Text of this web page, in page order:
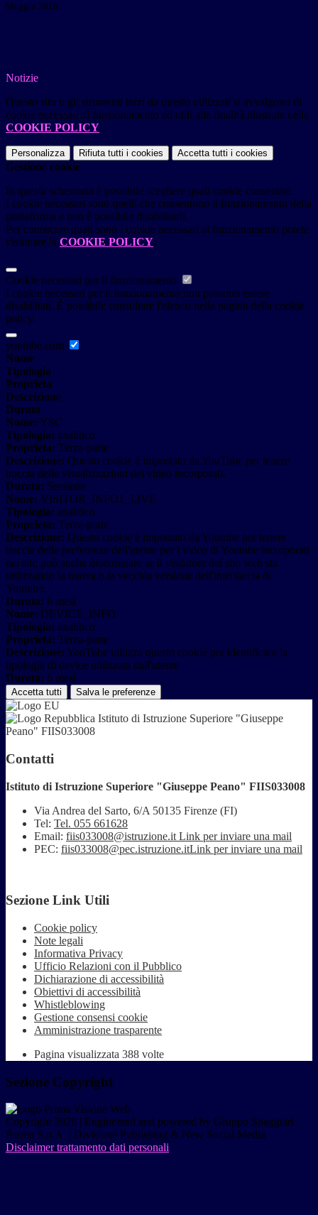
Maggio 2016.
Notizie
Questo sito o gli strumenti terzi da questo utilizzati si avvalgono di
cookie necessari al funzionamento ed utili alle finalità illustrate nella
COOKIE POLICY.
Personalizza Rifiuta tutti i cookies Accetta tutti i cookies
Gestione cookie
In questa schermata è possibile scegliere quali cookie consentire.
I cookie necessari sono quelli che consentono il funzionamento della
piattaforma e non è possibile disabilitarli.
Per conoscere quali sono i cookie necessari al funzionamento potete
visionare la COOKIE POLICY.
Cookie necessari per il funzionamento
I cookie necessari per il funzionamento non possono essere
disabilitati. È possibile consultare l'elenco nella pagina della cookie
policy.
youtube.com
Nome
Tipologia
Proprieta
Descrizione
Durata
Nome: YSC
Tipologia: analitico
Proprieta: Terza-parte
Descrizione: Questo cookie è impostato da YouTube per tenere
traccia delle visualizzazioni dei video incorporati.
Durata: Sessione
Nome: VISITOR_INFO1_LIVE
Tipologia: analitico
Proprieta: Terza-parte
Descrizione: Questo cookie è impostato da Youtube per tenere
traccia delle preferenze dell'utente per i video di Youtube incorporati
nei siti; può anche determinare se il visitatore del sito web sta
utilizzando la nuova o la vecchia versione dell'interfaccia di
Youtube.
Durata: 6 mesi
Nome: DEVICE_INFO
Tipologia: analitico
Proprieta: Terza-parte
Descrizione: YouTube utilizza questo cookie per identificare la
tipologia di device utilizzata dall'utente
Durata: 6 mesi
Accetta tutti Salva le preferenze
Istituto di Istruzione Superiore "Giuseppe
Peano" FIIS033008
Contatti
Istituto di Istruzione Superiore "Giuseppe Peano" FIIS033008
Via Andrea del Sarto, 6/A 50135 Firenze (FI)
Tel: Tel. 055 661628
Email: fiis033008@istruzione.it Link per inviare una mail
PEC: fiis033008@pec.istruzione.itLink per inviare una mail
Sezione Link Utili
Cookie policy
Note legali
Informativa Privacy
Ufficio Relazioni con il Pubblico
Dichiarazione di accessibilità
Obiettivi di accessibilità
Whistleblowing
Gestione consensi cookie
Amministrazione trasparente
Pagina visualizzata 388 volte
Sezione Copyright
Copyright 2026 | Engineered and powered by Gruppo Spaggiari
Parma S.p.A. | Divisione Publishing & New Social Media
Disclaimer trattamento dati personali